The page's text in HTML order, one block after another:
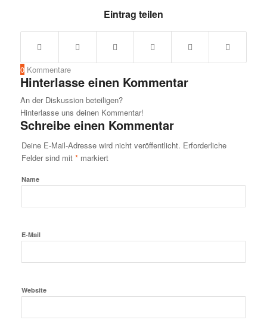
Eintrag teilen
0 Kommentare
Hinterlasse einen Kommentar
An der Diskussion beteiligen?
Hinterlasse uns deinen Kommentar!
Schreibe einen Kommentar
Deine E-Mail-Adresse wird nicht veröffentlicht. Erforderliche
Felder sind mit *markiert
Name
E-Mail
Website